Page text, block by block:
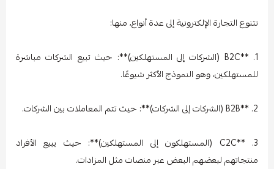
تتنوع التجارة الإلكترونية إلى عدة أنواع، منها:
1. **B2C (الشركات إلى المستهلكين)**: حيث تبيع الشركات مباشرة
للمستهلكين، وهو النموذج الأكثر شيوعًا.
2. **B2B (الشركات إلى الشركات)**: حيث تتم المعاملات بين الشركات.
3. **C2C (المستهلكون إلى المستهلكين)**: حيث يبيع الأفراد
منتجاتهم لبعضهم البعض عبر منصات مثل المزادات.